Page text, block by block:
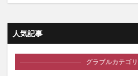
人気記事
グラブルカテゴリ